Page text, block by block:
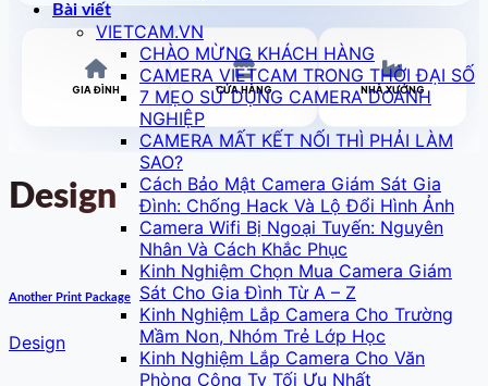
Bài viết
VIETCAM.VN
CHÀO MỪNG KHÁCH HÀNG
CAMERA VIETCAM TRONG THỜI ĐẠI SỐ
7 MẸO SỬ DỤNG CAMERA DOANH
NGHIỆP
CAMERA MẤT KẾT NỐI THÌ PHẢI LÀM
SAO?
Cách Bảo Mật Camera Giám Sát Gia
Đình: Chống Hack Và Lộ Đổi Hình Ảnh
Camera Wifi Bị Ngoại Tuyến: Nguyên
Nhân Và Cách Khắc Phục
Kinh Nghiệm Chọn Mua Camera Giám
Sát Cho Gia Đình Từ A – Z
Kinh Nghiệm Lắp Camera Cho Trường
Mầm Non, Nhóm Trẻ Lớp Học
Kinh Nghiệm Lắp Camera Cho Văn
Phòng Công Ty Tối Ưu Nhất
GIA ĐÌNH CỬA HÀNG NHÀ XƯỞNG
Design
Another Print Package
Design